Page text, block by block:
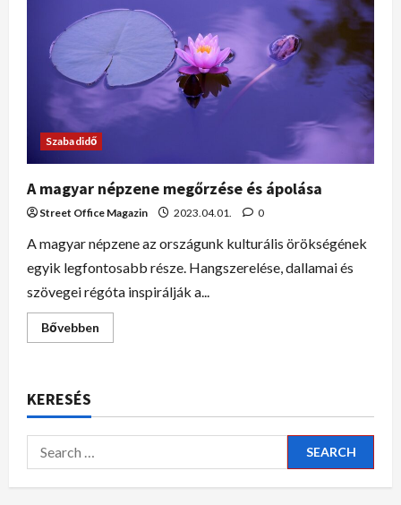
Szabadidő
A magyar népzene megőrzése és ápolása
Street Office Magazin 2023.04.01. 0
A magyar népzene az országunk kulturális örökségének
egyik legfontosabb része. Hangszerelése, dallamai és
szövegei régóta inspirálják a...
Bővebben
KERESÉS